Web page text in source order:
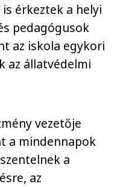
érkeztek a helyi
pedagógusok
az iskola egykori
az állatvédelmi
vezetője
a mindennapok
a
az